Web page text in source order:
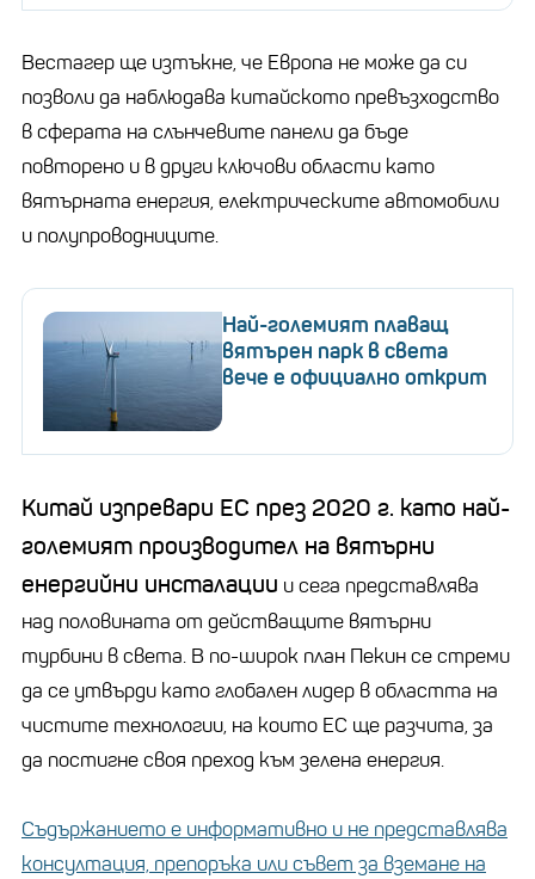
Вестагер ще изтъкне, че Европа не може да си
позволи да наблюдава китайското превъзходство
в сферата на слънчевите панели да бъде
повторено и в други ключови области като
вятърната енергия, електрическите автомобили
и полупроводниците.
Най-големият плаващ
вятърен парк в света
вече е официално открит
Китай изпревари ЕС през 2020 г. като най-
големият производител на вятърни
енергийни инсталации и сега представлява
над половината от действащите вятърни
турбини в света. В по-широк план Пекин се стреми
да се утвърди като глобален лидер в областта на
чистите технологии, на които ЕС ще разчита, за
да постигне своя преход към зелена енергия.
Съдържанието е информативно и не представлява
консултация, препоръка или съвет за вземане на